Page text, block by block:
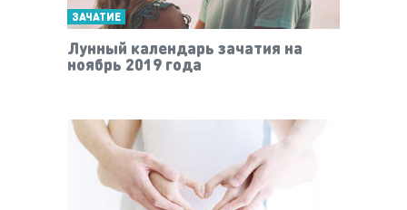
ЗАЧАТИЕ
Лунный календарь зачатия на
ноябрь 2019 года